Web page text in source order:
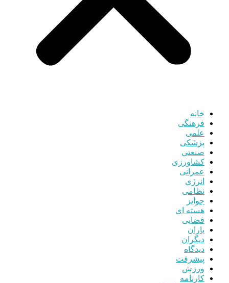
خانه
فرهنگی
علمی
پزشکی
صنعتی
کشاورزی
عمرانی
انرژی
نظامی
جوایز
هسته ای
قضایی
یاران
دیگران
دیدگاه
پیشرفت
ورزش
کارنامه